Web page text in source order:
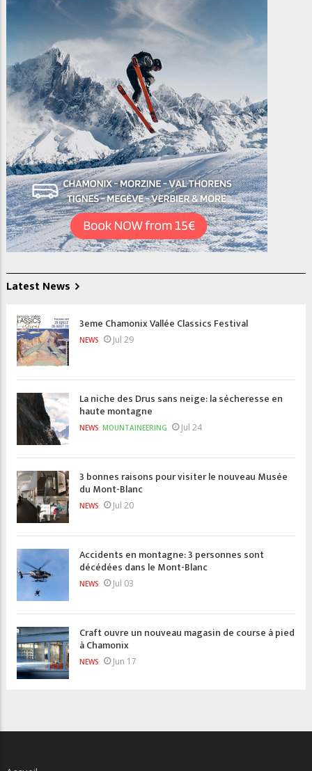
Latest News
3eme Chamonix Vallée Classics Festival
NEWS Jul 29
La niche des Drus sans neige: la sécheresse en
haute montagne
NEWS MOUNTAINEERING Jul 24
3 bonnes raisons pour visiter le nouveau Musée
du Mont-Blanc
NEWS Jul 20
Accidents en montagne: 3 personnes sont
décédées dans le Mont-Blanc
NEWS Jul 03
Craft ouvre un nouveau magasin de course à pied
à Chamonix
NEWS Jun 17